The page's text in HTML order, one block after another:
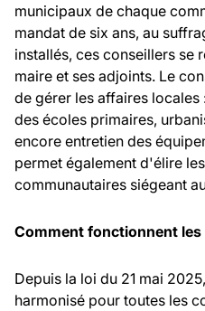
municipaux de chaque
mandat de six ans, au
installés, ces conseillers se
maire et ses adjoints. Le
de gérer les affaires
des écoles primaires,
encore entretien des
permet également d'élire
communautaires siégeant
Comment fonctionnent
Depuis la loi du 21 mai
harmonisé pour toutes les